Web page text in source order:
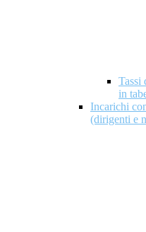
Tassi
in
Incarichi
(dirigenti e